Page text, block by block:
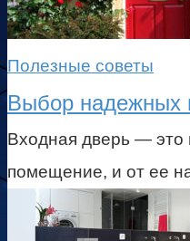
Полезные советы
Выбор надежных
Входная дверь — это
помещение, и от ее